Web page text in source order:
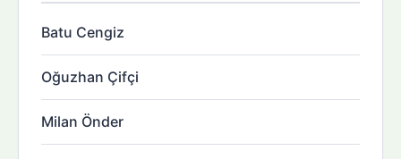
Batu Cengiz
Oğuzhan Çifçi
Milan Önder